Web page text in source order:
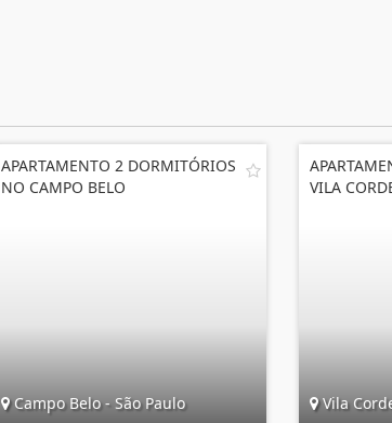
APARTAMENTO 2 DORMITÓRIOS
NO CAMPO BELO
Campo Belo - São Paulo
VILA
Vila